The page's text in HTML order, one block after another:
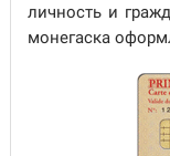
личность и
монегаска